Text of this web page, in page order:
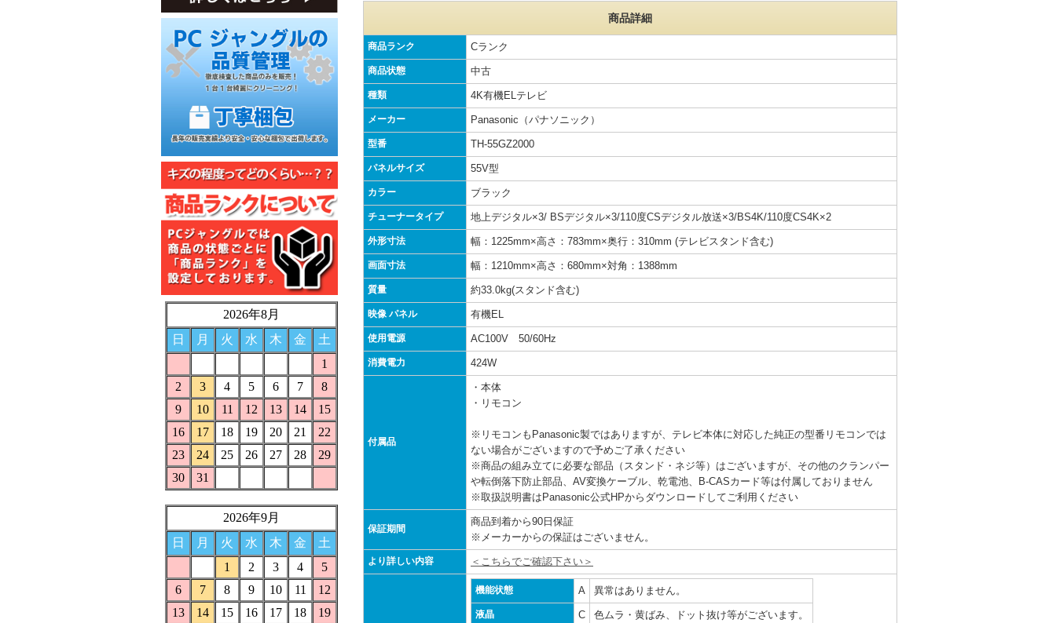
商品詳細
商品ランク Cランク
商品状態 中古
種類 4K有機ELテレビ
メーカー Panasonic（パナソニック）
型番 TH-55GZ2000
パネルサイズ 55V型
カラー ブラック
チューナータイプ 地上デジタル×3/ BSデジタル×3/110度CSデジタル放送×3/BS4K/110度CS4K×2
外形寸法 幅：1225mm×高さ：783mm×奥行：310mm (テレビスタンド含む)
画面寸法 幅：1210mm×高さ：680mm×対角：1388mm
質量 約33.0kg(スタンド含む)
映像 パネル 有機EL
使用電源 AC100V 50/60Hz
消費電力 424W
付属品
・本体
・リモコン
※リモコンもPanasonic製ではありますが、テレビ本体に対応した純正の型番リモコンでは
ない場合がございますので予めご了承ください
※商品の組み立てに必要な部品（スタンド・ネジ等）はございますが、その他のクランパー
や転倒落下防止部品、AV変換ケーブル、乾電池、B-CASカード等は付属しておりません
※取扱説明書はPanasonic公式HPからダウンロードしてご利用ください
保証期間
商品到着から90日保証
※メーカーからの保証はございません。
より詳しい内容 ＜こちらでご確認下さい＞
機能状態 A 異常はありません。
液晶 C 色ムラ・黄ばみ、ドット抜け等がございます。